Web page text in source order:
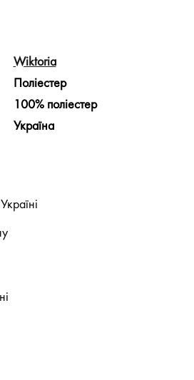
Wiktoria
Поліестер
100% поліестер
Україна